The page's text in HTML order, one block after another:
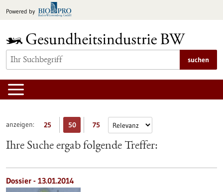
Inhalt
Powered by
suchen
anzeigen: 25 50 75
Ihre Suche ergab folgende Treffer:
Dossier - 13.01.2014